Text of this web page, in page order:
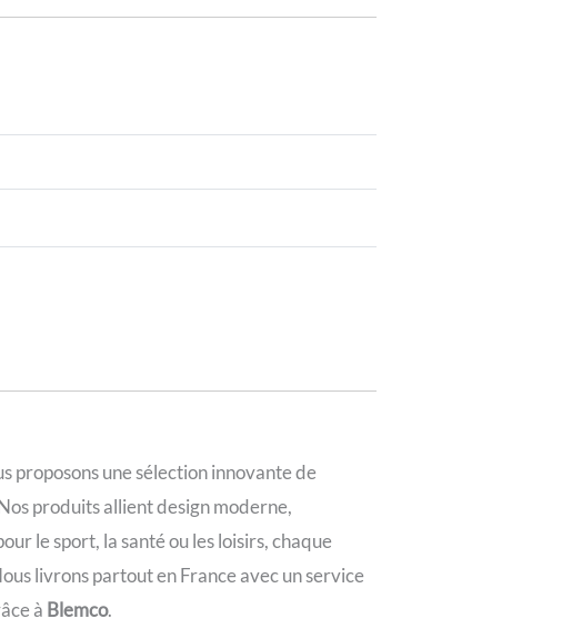
proposons une sélection innovante de
produits allient design moderne,
le sport, la santé ou les loisirs, chaque
livrons partout en France avec un service
à Blemco.